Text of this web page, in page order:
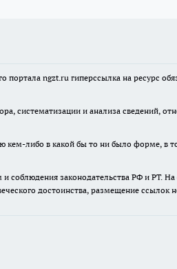
ngzt.ru гиперссылка на ресурс
систематизации и анализа сведений,
кем-либо в какой бы то ни было форме, в
соблюдения законодательства РФ и РТ. На
достоинства, размещение ссылок